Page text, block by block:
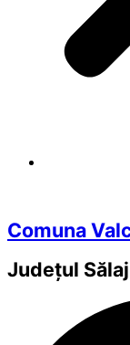
Comuna
Județul Sălaj